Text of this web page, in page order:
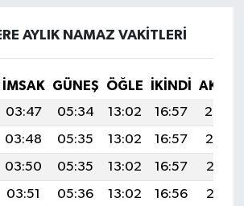
AYLIK NAMAZ VAKITLERI
İMSAK GÜNEŞ ÖĞLE İKINDI
03:47 05:34 13:02 16:57
20:20
03:48 05:35 13:02 16:57
20:19
03:50 05:35 13:02 16:57
20:18
03:51 05:36 13:02 16:56
20:17